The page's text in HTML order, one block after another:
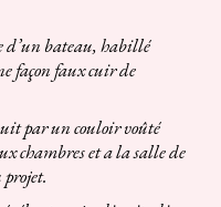
d’un bateau, habillé
façon faux cuir de
par un couloir voûté
chambres et a la salle de